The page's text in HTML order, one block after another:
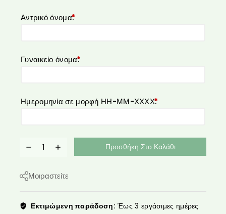
Αντρικό όνομα:
*
Γυναικείο όνομα:
*
Ημερομηνία σε μορφή ΗΗ-ΜΜ-ΧΧΧΧ:
*
Προσθήκη Στο Καλάθι
Μοιραστείτε
Εκτιμώμενη παράδοση: Έως 3 εργάσιμες ημέρες